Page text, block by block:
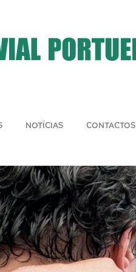
NOTÍCIAS CONTACTOS